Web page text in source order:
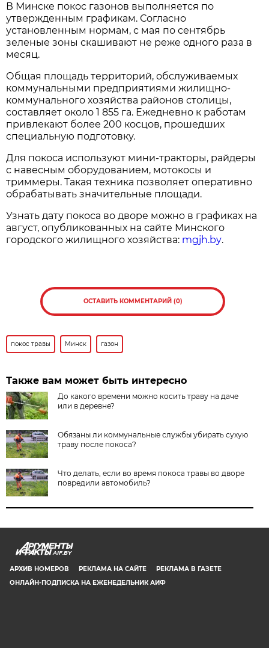
В Минске покос газонов выполняется по
утвержденным графикам. Согласно
установленным нормам, с мая по сентябрь
зеленые зоны скашивают не реже одного раза в
месяц.
Общая площадь территорий, обслуживаемых
коммунальными предприятиями жилищно-
коммунального хозяйства районов столицы,
составляет около 1 855 га. Ежедневно к работам
привлекают более 200 косцов, прошедших
специальную подготовку.
Для покоса используют мини-тракторы, райдеры
с навесным оборудованием, мотокосы и
триммеры. Такая техника позволяет оперативно
обрабатывать значительные площади.
Узнать дату покоса во дворе можно в графиках на
август, опубликованных на сайте Минского
городского жилищного хозяйства: mgjh.by.
ОСТАВИТЬ КОММЕНТАРИЙ (0)
покос травы Минск газон
Также вам может быть интересно
До какого времени можно косить траву на даче
или в деревне?
Обязаны ли коммунальные службы убирать сухую
траву после покоса?
Что делать, если во время покоса травы во дворе
повредили автомобиль?
AIF.BY
АРХИВ НОМЕРОВ РЕКЛАМА НА САЙТЕ
РЕКЛАМА В ГАЗЕТЕ
ОНЛАЙН-ПОДПИСКА НА ЕЖЕНЕДЕЛЬНИК АИФ